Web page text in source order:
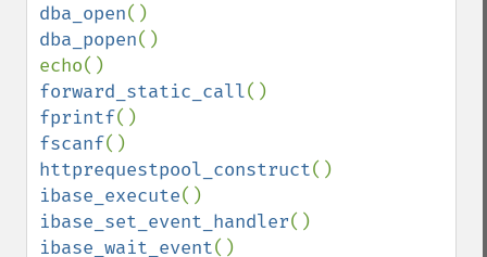
dba_open
dba_popen()
forward_static_call
fprintf
fscanf
httprequestpool_construct
ibase_execute
ibase_set_event_handler
ibase_wait_event()